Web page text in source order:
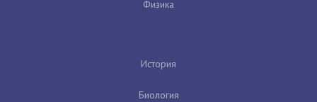
Физика
История
Биология